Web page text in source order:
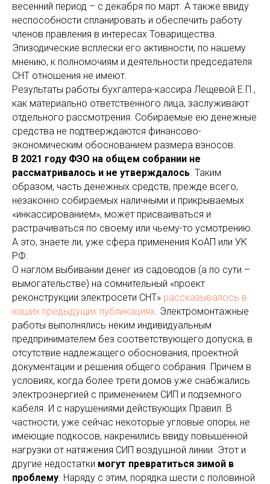
весенний период – с декабря по март. А также ввиду
неспособности спланировать и обеспечить работу
членов правления в интересах Товарищества.
Эпизодические всплески его активности, по нашему
мнению, к полномочиям и деятельности председателя
СНТ отношения не имеют.
Результаты работы бухгалтера-кассира Лещевой Е.П.,
как материально ответственного лица, заслуживают
отдельного рассмотрения. Собираемые ею денежные
средства не подтверждаются финансово-
экономическим обоснованием размера взносов.
В 2021 году ФЭО на общем собрании не
рассматривалось и не утверждалось. Таким
образом, часть денежных средств, прежде всего,
незаконно собираемых наличными и прикрываемых
«инкассированием», может присваиваться и
растрачиваться по своему или чьему-то усмотрению.
А это, знаете ли, уже сфера применения КоАП или УК
РФ.
О наглом выбивании денег из садоводов (а по сути –
вымогательстве) на сомнительный «проект
реконструкции электросети СНТ» рассказывалось в
наших предыдущих публикациях. Электромонтажные
работы выполнялись неким индивидуальным
предпринимателем без соответствующего допуска, в
отсутствие надлежащего обоснования, проектной
документации и решения общего собрания. Причем в
условиях, когда более трети домов уже снабжались
электроэнергией с применением СИП и подземного
кабеля. И с нарушениями действующих Правил. В
частности, уже сейчас некоторые угловые опоры, не
имеющие подкосов, накренились ввиду повышенной
нагрузки от натяжения СИП воздушной линии. Этот и
другие недостатки могут превратиться зимой в
проблему. Наряду с этим, порядка шести с половиной